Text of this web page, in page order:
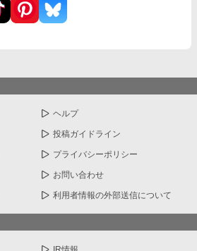
ヘルプ
投稿ガイドライン
プライバシーポリシー
お問い合わせ
利用者情報の外部送信について